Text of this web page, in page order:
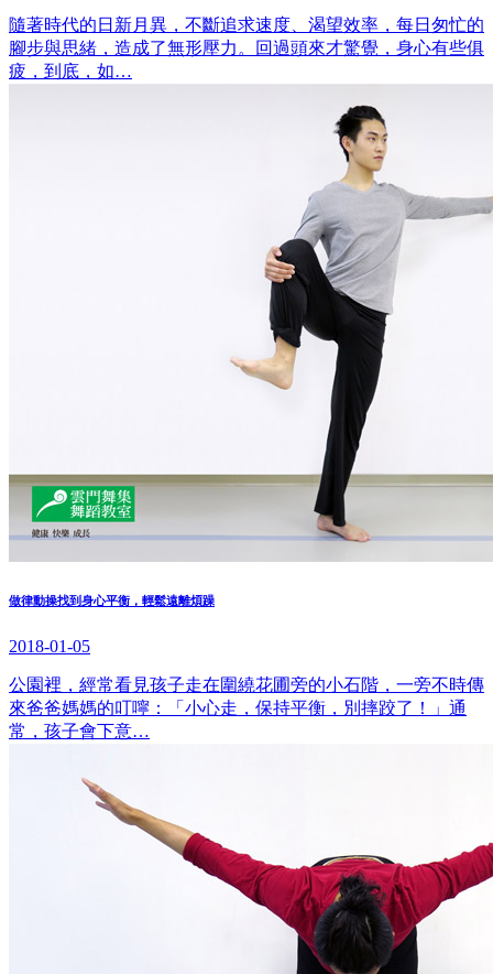
隨著時代的日新月異，不斷追求速度、渴望效率，每日匆忙的
腳步與思緒，造成了無形壓力。回過頭來才驚覺，身心有些俱
疲，到底，如…
做律動操找到身心平衡，輕鬆遠離煩躁
2018-01-05
公園裡，經常看見孩子走在圍繞花圃旁的小石階，一旁不時傳
來爸爸媽媽的叮嚀：「小心走，保持平衡，別摔跤了！」通
常，孩子會下意…